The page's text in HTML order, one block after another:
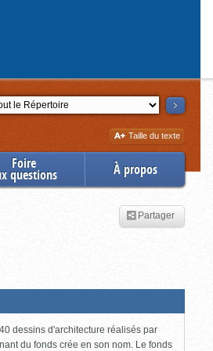
Augmenter
la
Taille du texte
Foire
questions À propos
Partager
dessins d'architecture réalisés par
du fonds crée en son nom. Le fonds